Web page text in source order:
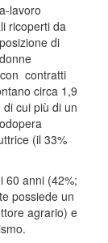
lavoro
ricoperti da
di
contratti
circa 1,9
cui più di un
(il 33%
60 anni (42%;
possiede un
agrario) e